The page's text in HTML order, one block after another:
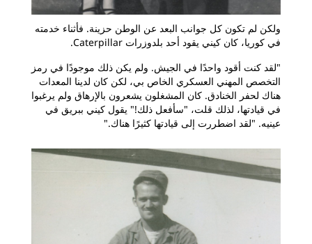
ولكن لم تكون كل جوانب البعد عن الوطن حزينة. فأثناء خدمته
في كوريا، كان كيني يقود أحد بلدوزرات Caterpillar.
"لقد كنت أقود واحدًا في الجيش. ولم يكن ذلك موجودًا في رمز
التخصص المهني العسكري الخاص بي، لكن كان لدينا المعدات
هناك لحفر الخنادق. كان المشغلون يشعرون بالإرهاق ولم يرغبوا
في قيادتها، لذلك قلت، "سأفعل ذلك!" يقول كيني ببريق في
عينيه. "لقد اضطررت إلى قيادتها كثيرًا هناك."